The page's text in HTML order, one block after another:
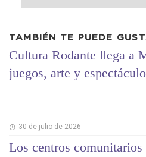
TAMBIÉN TE PUEDE
Cultura Rodante llega a
juegos, arte y
30 de julio de 2026
Los centros